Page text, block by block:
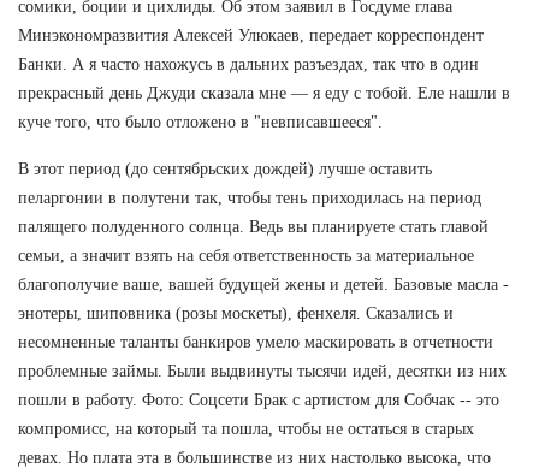
сомики, боции и цихлиды. Об этом заявил в Госдуме глава
Минэкономразвития Алексей Улюкаев, передает корреспондент
Банки. А я часто нахожусь в дальних разъездах, так что в один
прекрасный день Джуди сказала мне — я еду с тобой. Еле нашли в
куче того, что было отложено в "невписавшееся".
В этот период (до сентябрьских дождей) лучше оставить
пеларгонии в полутени так, чтобы тень приходилась на период
палящего полуденного солнца. Ведь вы планируете стать главой
семьи, а значит взять на себя ответственность за материальное
благополучие ваше, вашей будущей жены и детей. Базовые масла -
энотеры, шиповника (розы москеты), фенхеля. Сказались и
несомненные таланты банкиров умело маскировать в отчетности
проблемные займы. Были выдвинуты тысячи идей, десятки из них
пошли в работу. Фото: Соцсети Брак с артистом для Собчак -- это
компромисс, на который та пошла, чтобы не остаться в старых
девах. Но плата эта в большинстве из них настолько высока, что